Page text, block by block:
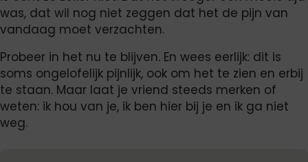
was, dat wil nog niet zeggen dat het de pijn van
vandaag moet verzachten.
Probeer in het nu te blijven. En wees eerlijk: dit is
soms ongelofelijk pijnlijk, ook om het te zien en erbij
te staan. Maar laat je vriend steeds merken of
weten: ik hou van je, ik ben hier bij je en ik ga niet
weg.